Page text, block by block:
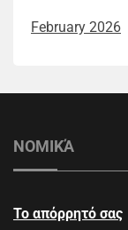
February 2026
ΝΟΜΙΚΆ
Το απόρρητό σας